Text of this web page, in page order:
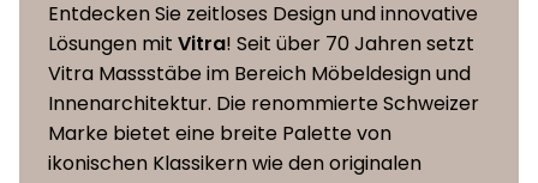
Latex und Gänsefedern-Daunen-
Mischung)
Bezüge abnehmbar
Entdecken Sie zeitloses Design und innovative
Lösungen mit Vitra! Seit über 70 Jahren setzt
Vitra Massstäbe im Bereich Möbeldesign und
Innenarchitektur. Die renommierte Schweizer
Marke bietet eine breite Palette von
ikonischen Klassikern wie den originalen